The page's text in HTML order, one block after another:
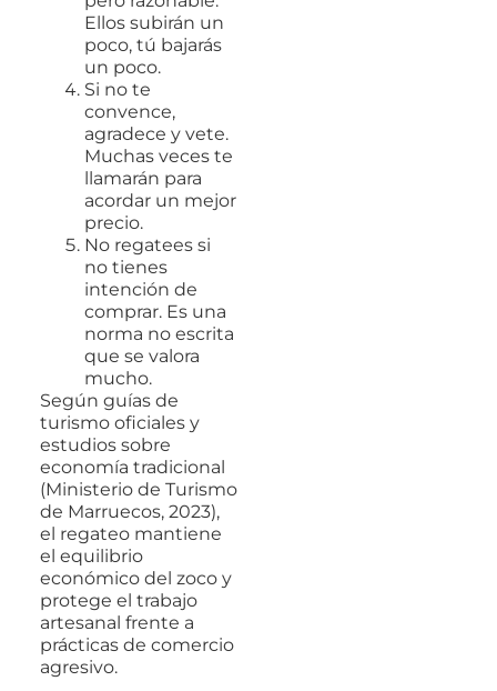
Ellos subirán un
poco, tú bajarás
un poco.
Si no te
convence,
agradece y vete.
Muchas veces te
llamarán para
acordar un mejor
precio.
No regatees si
no tienes
intención de
comprar. Es una
norma no escrita
que se valora
mucho.
Según guías de
turismo oficiales y
estudios sobre
economía tradicional
(Ministerio de Turismo
de Marruecos, 2023),
el regateo mantiene
el equilibrio
económico del zoco y
protege el trabajo
artesanal frente a
prácticas de comercio
agresivo.